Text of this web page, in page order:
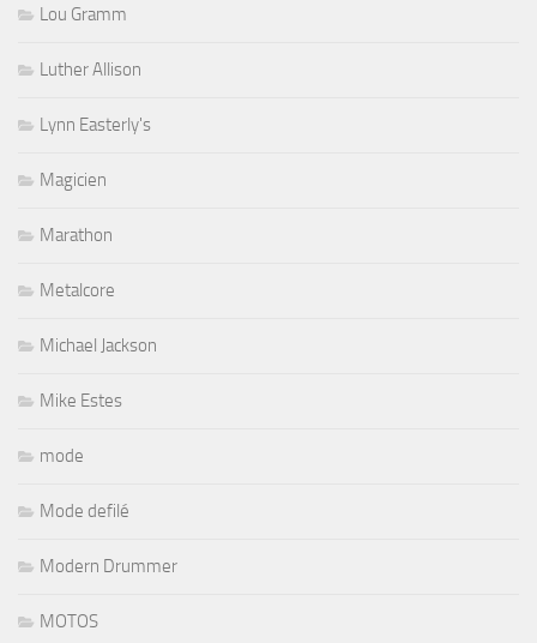
Lou Gramm
Luther Allison
Lynn Easterly's
Magicien
Marathon
Metalcore
Michael Jackson
Mike Estes
mode
Mode defilé
Modern Drummer
MOTOS